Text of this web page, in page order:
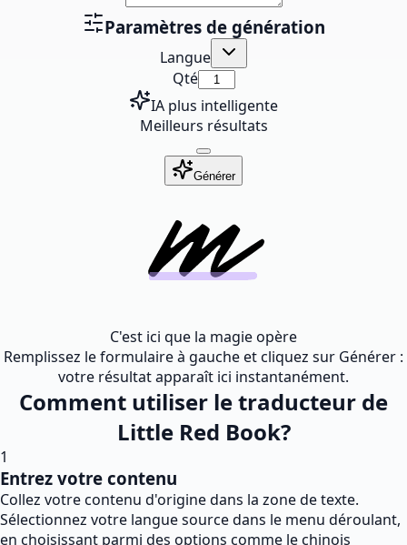
Paramètres de génération
Langue
Qté
IA plus intelligente
Meilleurs résultats
Générer
C'est ici que la magie opère
Remplissez le formulaire à gauche et cliquez sur Générer :
votre résultat apparaît ici instantanément.
Comment utiliser le traducteur de
Little Red Book?
1
Entrez votre contenu
Collez votre contenu d'origine dans la zone de texte.
Sélectionnez votre langue source dans le menu déroulant,
en choisissant parmi des options comme le chinois